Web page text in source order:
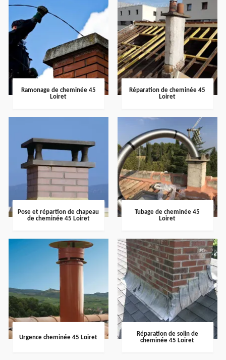
Ramonage de cheminée 45
Loiret
Réparation de cheminée 45
Loiret
Pose et répartion de chapeau
de cheminée 45 Loiret
Tubage de cheminée 45
Loiret
Urgence cheminée 45 Loiret
Réparation de solin de
cheminée 45 Loiret